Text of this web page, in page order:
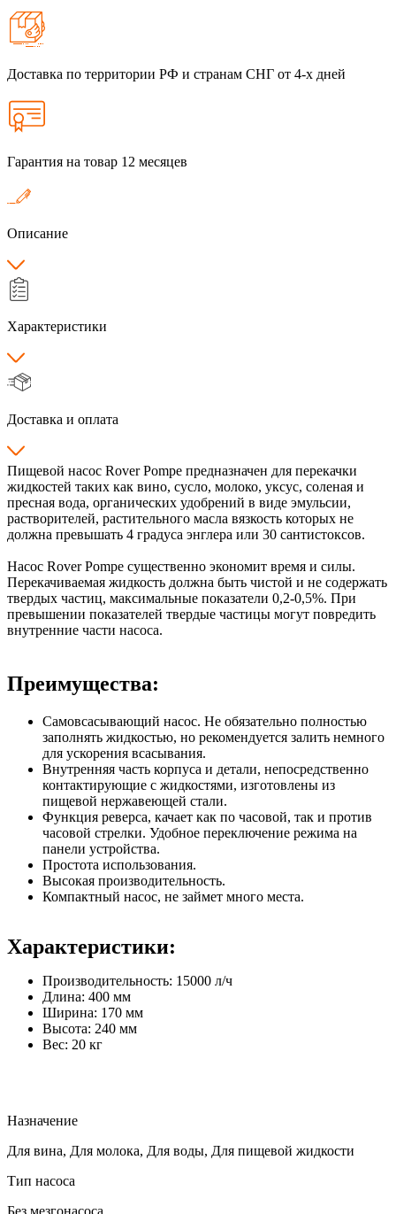
Доставка по территории РФ и странам СНГ от 4-х дней
Гарантия на товар 12 месяцев
Описание
Характеристики
Доставка и оплата
Пищевой насос Rover Pompe предназначен для перекачки
жидкостей таких как вино, сусло, молоко, уксус, соленая и
пресная вода, органических удобрений в виде эмульсии,
растворителей, растительного масла вязкость которых не
должна превышать 4 градуса энглера или 30 сантистоксов.
Насос Rover Pompe существенно экономит время и силы.
Перекачиваемая жидкость должна быть чистой и не содержать
твердых частиц, максимальные показатели 0,2-0,5%. При
превышении показателей твердые частицы могут повредить
внутренние части насоса.
Преимущества:
Самовсасывающий насос. Не обязательно полностью
заполнять жидкостью, но рекомендуется залить немного
для ускорения всасывания.
Внутренняя часть корпуса и детали, непосредственно
контактирующие с жидкостями, изготовлены из
пищевой нержавеющей стали.
Функция реверса, качает как по часовой, так и против
часовой стрелки. Удобное переключение режима на
панели устройства.
Простота использования.
Высокая производительность.
Компактный насос, не займет много места.
Характеристики:
Производительность: 15000 л/ч
Длина: 400 мм
Ширина: 170 мм
Высота: 240 мм
Вес: 20 кг
Назначение
Для вина, Для молока, Для воды, Для пищевой жидкости
Тип насоса
Без мезгонасоса